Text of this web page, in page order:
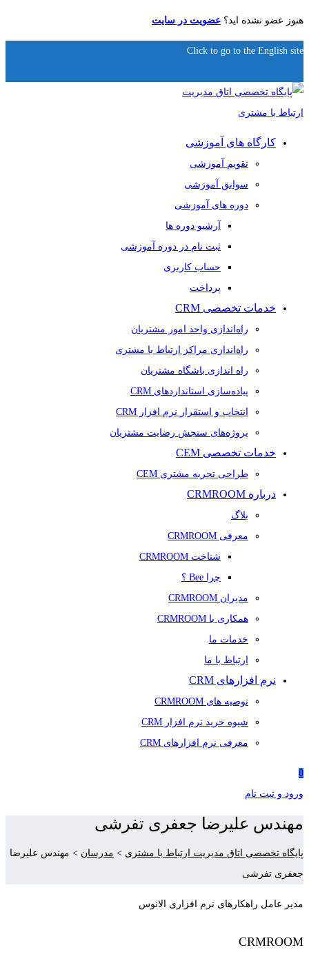
هنوز عضو نشده اید؟ عضویت در سایت
Click to go to the English site
کارگاه های آموزشی
تقویم آموزشی
سوابق آموزشی
دوره های آموزشی
آرشیو دوره ها
ثبت نام در دوره آموزشی
حساب کاربری
پرداخت
خدمات تخصصی CRM
راه‌اندازی واحد امور مشتریان
راه‌اندازی مراکز ارتباط با مشتری
راه اندازی باشگاه مشتریان
پیاده‌سازی استانداردهای CRM
انتخاب و استقرار نرم افزار CRM
پروژه‌های سنجش رضایت مشتریان
خدمات تخصصی CEM
طراحی تجربه مشتری CEM
درباره CRMROOM
بلاگ
معرفی CRMROOM
شناخت CRMROOM
چرا Bee ؟
مدیران CRMROOM
همکاری با CRMROOM
خدمات ما
ارتباط با ما
نرم افزارهای CRM
توصیه های CRMROOM
شیوه خرید نرم افزار CRM
معرفی نرم افزارهای CRM
0
ورود و ثبت نام
مهندس علیرضا جعفری تفرشی
پایگاه تخصصی اتاق مدیریت ارتباط با مشتری > مدرسان > مهندس علیرضا
جعفری تفرشی
مدیر عامل راهکارهای نرم افزاری الانوس
CRMROOM